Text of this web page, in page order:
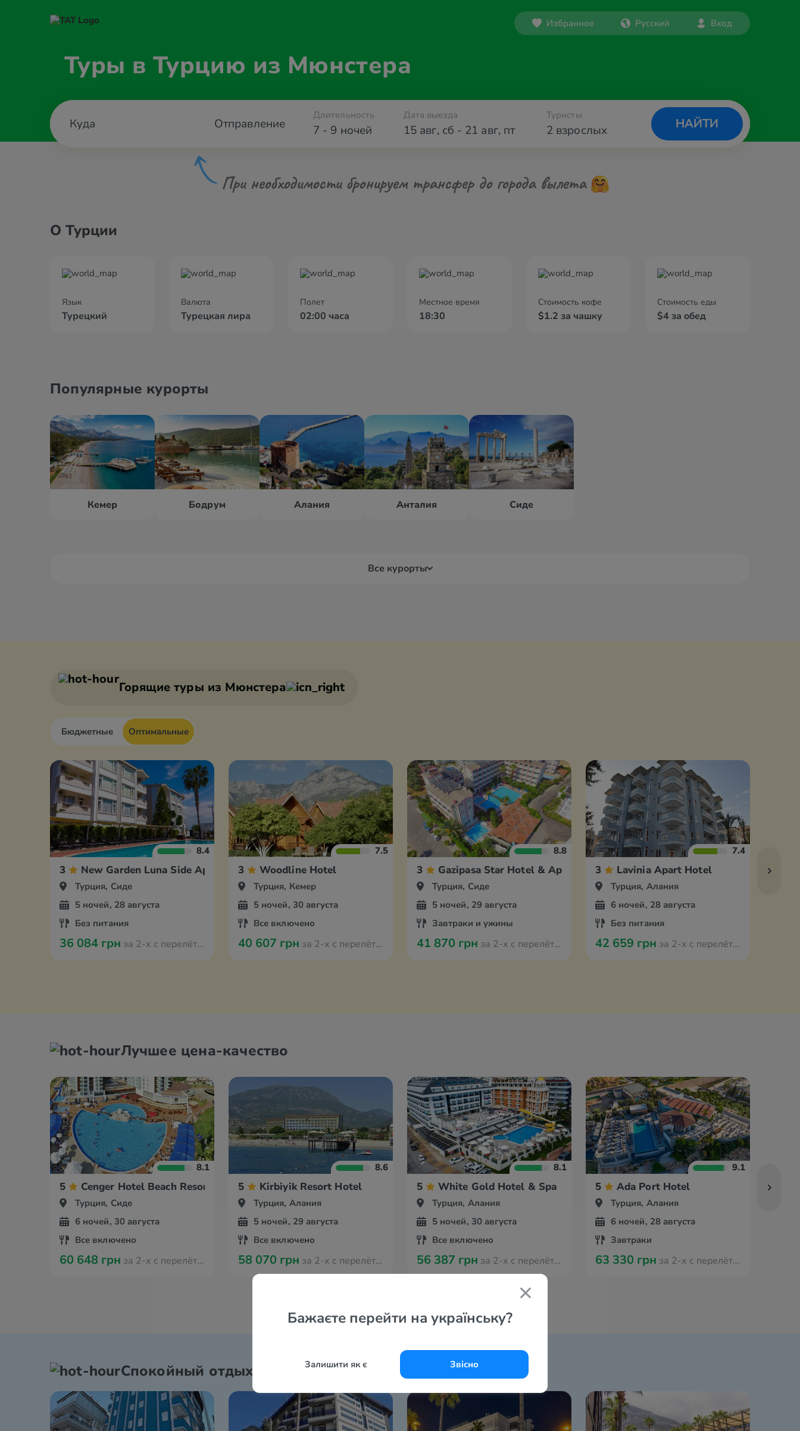
Бажаєте перейти на українську?
Залишити як є Звісно
Избранное Русский Вход
Туры в Турцию из Мюнстера
Отправление 7 - 9 ночей
Длительность Дата выезда
15 авг, сб - 21 авг, пт 2 взрослых
Туристы
НАЙТИ
При необходимости бронируем трансфер до города вылета
О Турции
Язык
Турецкий
Валюта
Турецкая лира
Полет
02:00 часа
Местное время
18:30
Стоимость кофе
$1.2 за чашку
Стоимость еды
$4 за обед
Популярные курорты
Кемер Бодрум Алания Анталия Сиде
Все курорты
Горящие туры из Мюнстера
Бюджетные Оптимальные
8.4
3 New Garden Luna Side Apart Hotel
Турция, Сиде
5 ночей, 28 августа
Без питания
36 084 грн за 2-х с перелётом из Мюнстера
7.5
3 Woodline Hotel
Турция, Кемер
5 ночей, 30 августа
Все включено
40 607 грн за 2-х с перелётом из Мюнстера
8.8
3 Gazipasa Star Hotel & Apartments
Турция, Сиде
5 ночей, 29 августа
Завтраки и ужины
41 870 грн за 2-х с перелётом из Мюнстера
7.4
3 Lavinia Apart Hotel
Турция, Алания
6 ночей, 28 августа
Без питания
42 659 грн за 2-х с перелётом из Мюнстера
Лучшее цена-качество
8.1
5 Cenger Hotel Beach Resort & Spa
Турция, Сиде
6 ночей, 30 августа
Все включено
60 648 грн за 2-х с перелётом из Мюнстера
8.6
5 Kirbiyik Resort Hotel
Турция, Алания
5 ночей, 29 августа
Все включено
58 070 грн за 2-х с перелётом из Мюнстера
8.1
5 White Gold Hotel & Spa
Турция, Алания
5 ночей, 30 августа
Все включено
56 387 грн за 2-х с перелётом из Мюнстера
9.1
5 Ada Port Hotel
Турция, Алания
6 ночей, 28 августа
Завтраки
63 330 грн за 2-х с перелётом из Мюнстера
Спокойный отдых